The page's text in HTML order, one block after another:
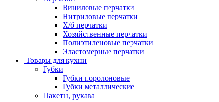
Виниловые перчатки
Нитриловые перчатки
Х/б перчатки
Хозяйственные перчатки
Полиэтиленовые перчатки
Эластомерные перчатки
Товары для кухни
Губки
Губки поролоновые
Губки металлические
Пакеты, рукава